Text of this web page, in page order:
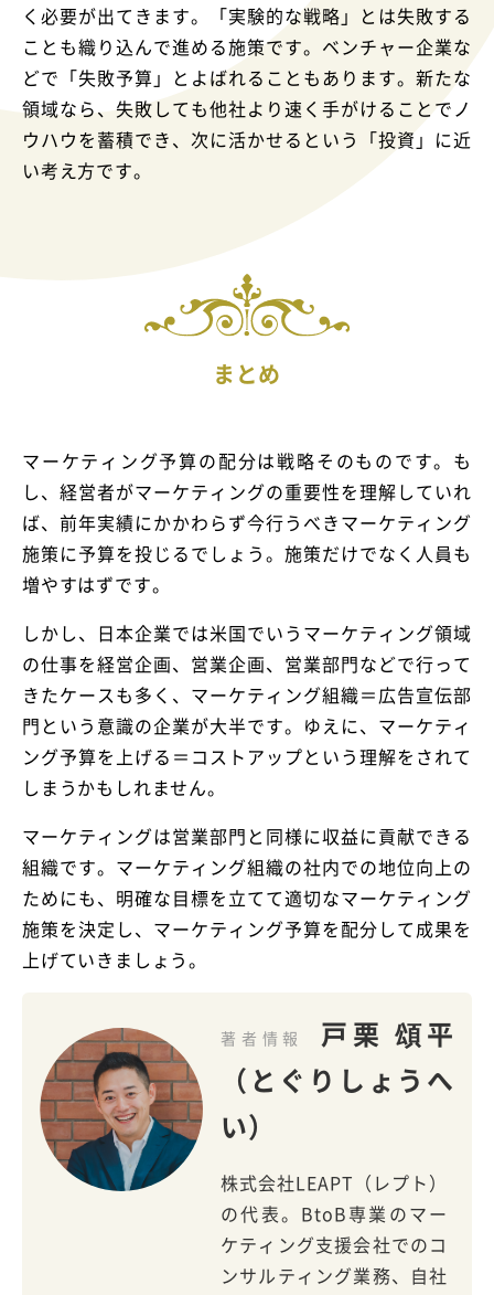
く必要が出てきます。
「実験的な戦略」とは失敗する
ことも織り込んで進める施策です。ベンチャー企業な
どで「失敗予算」とよばれることもあります。新たな
領域なら、失敗しても他社より速く手がけることでノ
ウハウを蓄積でき、次に活かせるという「投資」に近
い考え方です。
まとめ
マーケティング予算の配分は戦略そのものです。も
し、経営者がマーケティングの重要性を理解していれ
ば、前年実績にかかわらず今行うべきマーケティング
施策に予算を投じるでしょう。施策だけでなく人員も
増やすはずです。
しかし、日本企業では米国でいうマーケティング領域
の仕事を経営企画、営業企画、営業部門などで行って
きたケースも多く、マーケティング組織＝広告宣伝部
門という意識の企業が大半です。ゆえに、マーケティ
ング予算を上げる＝コストアップという理解をされて
しまうかもしれません。
マーケティングは営業部門と同様に収益に貢献できる
組織です。マーケティング組織の社内での地位向上の
ためにも、明確な目標を立てて適切なマーケティング
施策を決定し、マーケティング予算を配分して成果を
上げていきましょう。
著者情報
戸栗 頌平
（とぐりしょうへ
い）
株式会社LEAPT（レプト）
の代表。BtoB専業のマー
ケティング支援会社でのコ
ンサルティング業務、自社